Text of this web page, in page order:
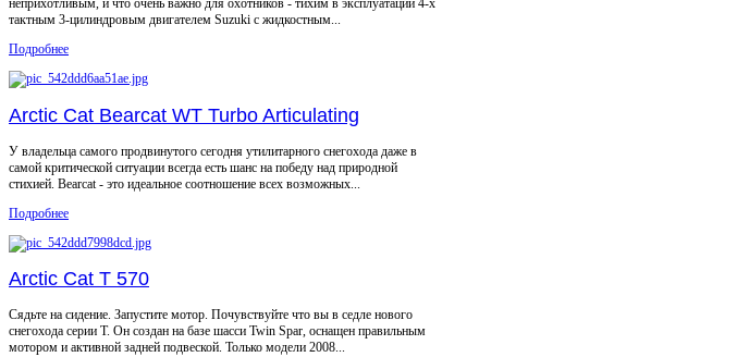
тактным 3-цилиндровым двигателем Suzuki с жидкостным...
Подробнее
Arctic Cat Bearcat WT Turbo Articulating
У владельца самого продвинутого сегодня утилитарного снегохода даже в
самой критической ситуации всегда есть шанс на победу над природной
стихией. Bearcat - это идеальное соотношение всех возможных...
Подробнее
Arctic Cat T 570
Сядьте на сидение. Запустите мотор. Почувствуйте что вы в седле нового
снегохода серии Т. Он создан на базе шасси Twin Spar, оснащен правильным
мотором и активной задней подвеской. Только модели 2008...